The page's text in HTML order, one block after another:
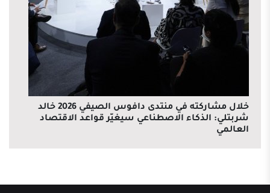
خلال مشاركته في منتدى دافوس الصيفي 2026 خالد
شربتلي: الذكاء الاصطناعي سيغيّر قواعد الاقتصاد
العالمي